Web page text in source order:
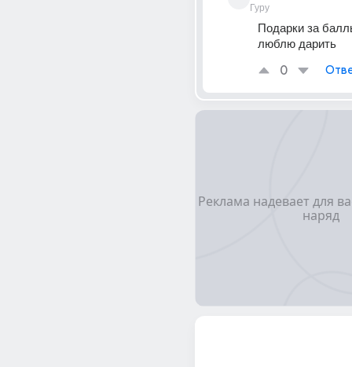
Гуру
Подарки за
люблю дарить
0